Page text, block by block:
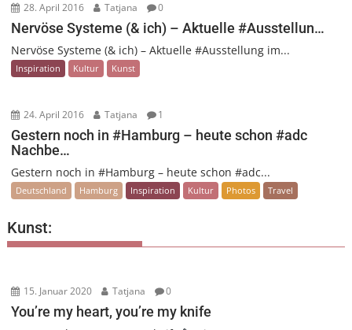
28. April 2016 Tatjana 0
Nervöse Systeme (& ich) – Aktuelle #Ausstellun…
Nervöse Systeme (& ich) – Aktuelle #Ausstellung im...
Inspiration Kultur Kunst
24. April 2016 Tatjana 1
Gestern noch in #Hamburg – heute schon #adc
Nachbe…
Gestern noch in #Hamburg – heute schon #adc...
Deutschland Hamburg Inspiration Kultur Photos Travel
Kunst:
15. Januar 2020 Tatjana 0
You’re my heart, you’re my knife